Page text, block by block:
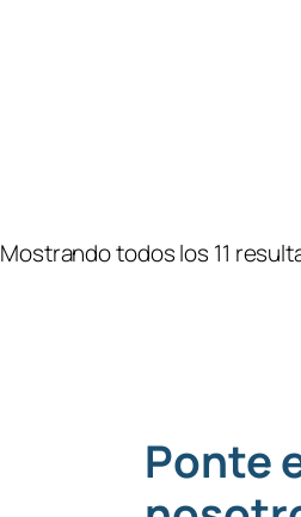
Mostrando todos los 11
Ponte